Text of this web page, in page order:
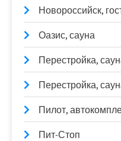
Новороссийск,
Оазис, сауна
Перестройка,
Перестройка,
Пилот,
Пит-Стоп